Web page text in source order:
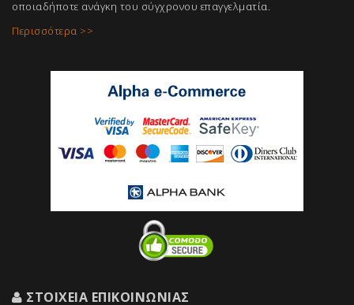
οποιαδήποτε ανάγκη του σύγχρονου επαγγελματία.
Περισσότερα >>
ΣΤΟΙΧΕΊΑ ΕΠΙΚΟΙΝΩΝΊΑΣ